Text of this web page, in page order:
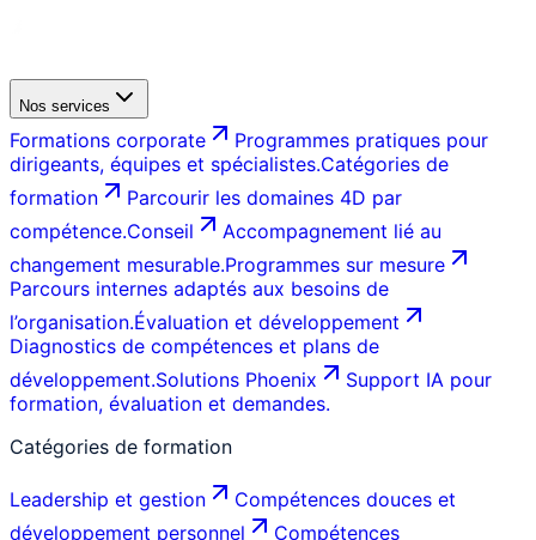
Nos services
Formations corporate
Programmes pratiques pour
dirigeants, équipes et spécialistes.Catégories de
formation
Parcourir les domaines 4D par
compétence.Conseil
Accompagnement lié au
changement mesurable.Programmes sur mesure
Parcours internes adaptés aux besoins de
l’organisation.Évaluation et développement
Diagnostics de compétences et plans de
développement.Solutions Phoenix
Support IA pour
formation, évaluation et demandes.
Catégories de formation
Leadership et gestion
Compétences douces et
développement personnel
Compétences